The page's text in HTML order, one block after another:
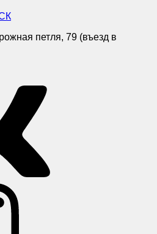
петля, 79 (въезд в